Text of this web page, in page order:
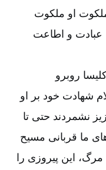
او ملکوت
عبادت و اطاعت
کلیسا روبرو
شهادت خود بر او
نشمردند حتی تا
ما قربانی مسیح
مرگ، این پیروزی را